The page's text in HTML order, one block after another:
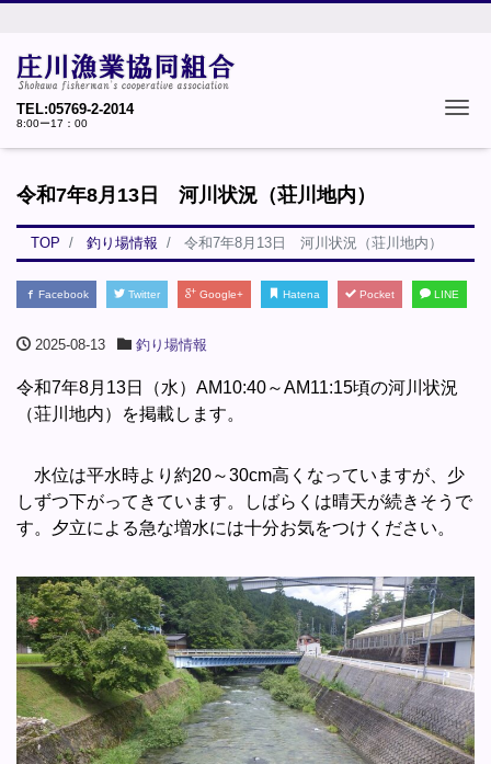
TEL:05769-2-2014
8:00ー17：00
令和7年8月13日 河川状況（荘川地内）
TOP 釣り場情報 令和7年8月13日 河川状況（荘川地内）
Facebook Twitter Google+ Hatena Pocket LINE
2025-08-13 釣り場情報
令和7年8月13日（水）AM10:40～AM11:15頃の河川状況
（荘川地内）を掲載します。
水位は平水時より約20～30cm高くなっていますが、少
しずつ下がってきています。しばらくは晴天が続きそうで
す。夕立による急な増水には十分お気をつけください。